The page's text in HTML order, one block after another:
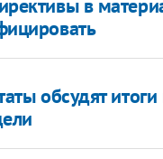
в
обсудят